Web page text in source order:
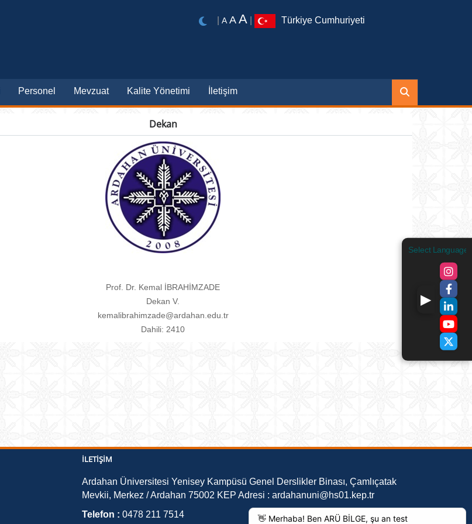
A A A Türkiye Cumhuriyeti
Personel Mevzuat Kalite Yönetimi İletişim
Dekan
Prof. Dr. Kemal İBRAHİMZADE
Dekan V.
kemalibrahimzade@ardahan.edu.tr
Dahili: 2410
Select Language
İLETIŞIM
Ardahan Üniversitesi Yenisey Kampüsü Genel Derslikler Binası, Çamlıçatak
Mevkii, Merkez / Ardahan 75002 KEP Adresi : ardahanuni@hs01.kep.tr
Telefon : 0478 211 7514